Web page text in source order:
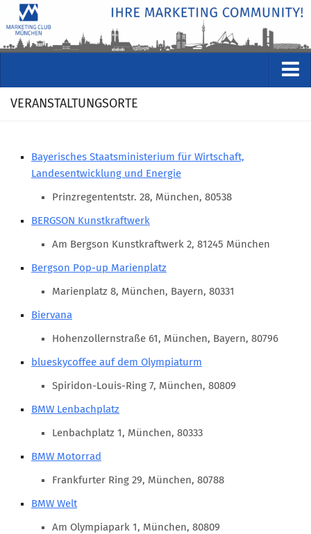
VERANSTALTUNGEN
Veranstaltungsformate
STUDIO
ÜBER
Wer wir sind
Clubführung
Geschäftsstelle
Marketing Pioniere
Arbeitsgruppen
MarketingFrauen
Münchner Marketingpreis
Mentoring
Partnerschaften
Bundesverband Marketing Clubs
MARKETING PIONIERE
Marketing Pioniere im BVMC
CLUB-KOMMUNIKATION
VERANSTALTUNGSORTE
Bayerisches Staatsministerium für Wirtschaft,
Landesentwicklung und Energie
Prinzregententstr. 28, München, 80538
BERGSON Kunstkraftwerk
Am Bergson Kunstkraftwerk 2, 81245 München
Bergson Pop-up Marienplatz
Marienplatz 8, München, Bayern, 80331
Biervana
Hohenzollernstraße 61, München, Bayern, 80796
blueskycoffee auf dem Olympiaturm
Spiridon-Louis-Ring 7, München, 80809
BMW Lenbachplatz
Lenbachplatz 1, München, 80333
BMW Motorrad
Frankfurter Ring 29, München, 80788
BMW Welt
Am Olympiapark 1, München, 80809